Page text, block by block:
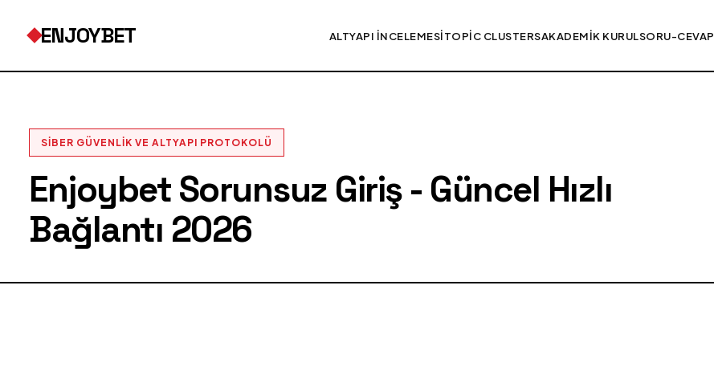
ENJOYBET ALTYAPI İNCELEMESITOPIC CLUSTERSAKADEMIK KURULSORU-CEVAP
SIBER GÜVENLIK VE ALTYAPI PROTOKOLÜ
Enjoybet Sorunsuz Giriş - Güncel Hızlı
Bağlantı 2026